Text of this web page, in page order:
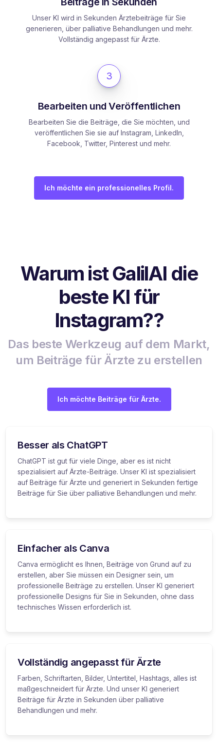
Unser KI wird in Sekunden Ärztebeiträge für Sie
generieren, über palliative Behandlungen und mehr.
Vollständig angepasst für Ärzte.
3
Bearbeiten und Veröffentlichen
Bearbeiten Sie die Beiträge, die Sie möchten, und
veröffentlichen Sie sie auf Instagram, LinkedIn,
Facebook, Twitter, Pinterest und mehr.
Ich möchte ein professionelles Profil.
Warum ist GalilAI die
beste KI für
Instagram??
Das beste Werkzeug auf dem Markt,
um Beiträge für Ärzte zu erstellen
Ich möchte Beiträge für Ärzte.
Besser als ChatGPT
ChatGPT ist gut für viele Dinge, aber es ist nicht
spezialisiert auf Ärzte-Beiträge. Unser KI ist spezialisiert
auf Beiträge für Ärzte und generiert in Sekunden fertige
Beiträge für Sie über palliative Behandlungen und mehr.
Einfacher als Canva
Canva ermöglicht es Ihnen, Beiträge von Grund auf zu
erstellen, aber Sie müssen ein Designer sein, um
professionelle Beiträge zu erstellen. Unser KI generiert
professionelle Designs für Sie in Sekunden, ohne dass
technisches Wissen erforderlich ist.
Vollständig angepasst für Ärzte
Farben, Schriftarten, Bilder, Untertitel, Hashtags, alles ist
maßgeschneidert für Ärzte. Und unser KI generiert
Beiträge für Ärzte in Sekunden über palliative
Behandlungen und mehr.